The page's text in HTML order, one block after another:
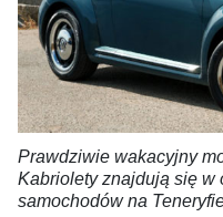
Prawdziwie wakacyjny
Kabriolety znajdują się w
samochodów na